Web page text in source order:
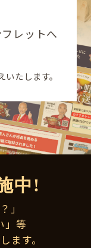
レットへ
たします。
中!
」
」等
ます。